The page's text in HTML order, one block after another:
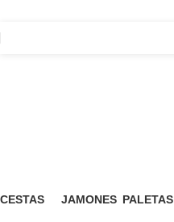
CESTAS
JAMONES PALETAS